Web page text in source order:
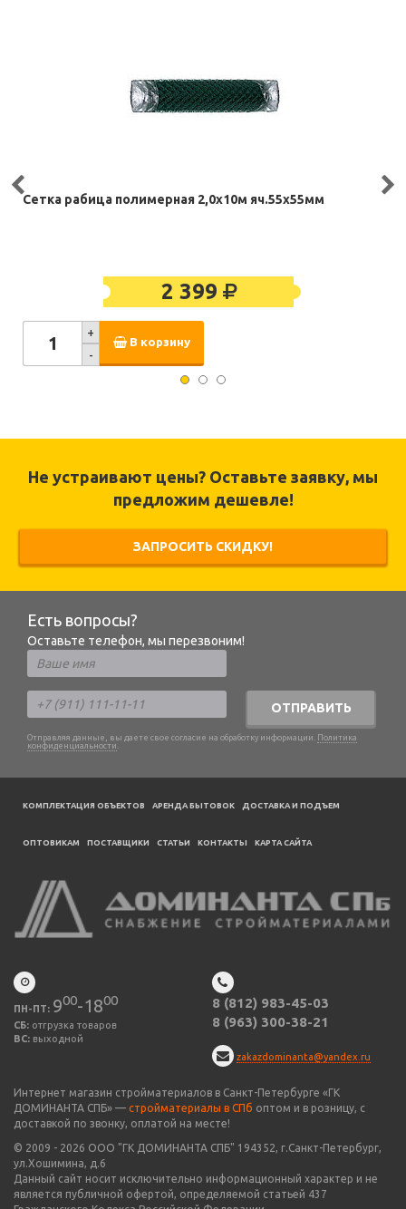
Сетка рабица полимерная 2,0х10м яч.55х55мм
2 399
+
-
В корзину
Не устраивают цены? Оставьте заявку, мы
предложим дешевле!
ЗАПРОСИТЬ СКИДКУ!
Есть вопросы?
Оставьте телефон, мы перезвоним!
ОТПРАВИТЬ
Отправляя данные, вы даете свое согласие на обработку информации. Политика
конфиденциальности .
КОМПЛЕКТАЦИЯ ОБЪЕКТОВ АРЕНДА БЫТОВОК ДОСТАВКА И ПОДЪЕМ
ОПТОВИКАМ ПОСТАВЩИКИ CТАТЬИ КОНТАКТЫ КАРТА САЙТА
ПН-ПТ: 900-1800
СБ: отгрузка товаров
ВС: выходной
8 (812) 983-45-03
8 (963) 300-38-21
zakazdominanta@yandex.ru
Интернет магазин стройматериалов в Санкт-Петербурге «ГК
ДОМИНАНТА СПБ» — стройматериалы в СПб оптом и в розницу, с
доставкой по звонку, оплатой на месте!
© 2009 - 2026 ООО "ГК ДОМИНАНТА СПБ" 194352, г.Санкт-Петербург,
ул.Хошимина, д.6
Данный сайт носит исключительно информационный характер и не
является публичной офертой, определяемой статьей 437